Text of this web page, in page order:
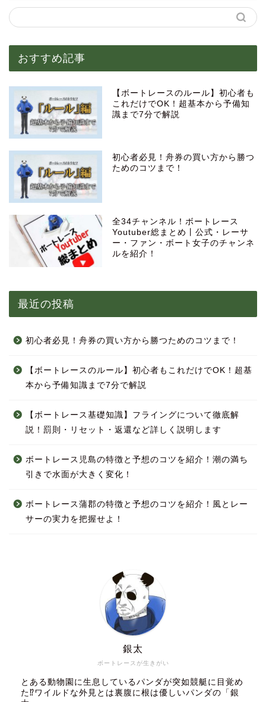
おすすめ記事
【ボートレースのルール】初心者も
これだけでOK！超基本から予備知
識まで7分で解説
初心者必見！舟券の買い方から勝つ
ためのコツまで！
全34チャンネル！ボートレース
Youtuber総まとめ丨公式・レーサ
ー・ファン・ボート女子のチャンネ
ルを紹介！
最近の投稿
初心者必見！舟券の買い方から勝つためのコツまで！
【ボートレースのルール】初心者もこれだけでOK！超基
本から予備知識まで7分で解説
【ボートレース基礎知識】フライングについて徹底解
説！罰則・リセット・返還など詳しく説明します
ボートレース児島の特徴と予想のコツを紹介！潮の満ち
引きで水面が大きく変化！
ボートレース蒲郡の特徴と予想のコツを紹介！風とレー
サーの実力を把握せよ！
ボートレースが生きがい
銀太
とある動物園に生息しているパンダが突如競艇に目覚め
た⁉ワイルドな外見とは裏腹に根は優しいパンダの「銀